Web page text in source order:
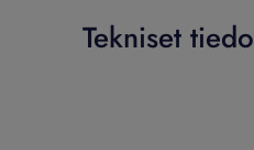
Tekniset